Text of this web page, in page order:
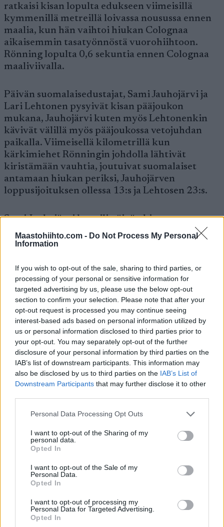
Maastohiihto.com - Do Not Process My Personal
Information
If you wish to opt-out of the sale, sharing to third parties, or
processing of your personal or sensitive information for
targeted advertising by us, please use the below opt-out
section to confirm your selection. Please note that after your
opt-out request is processed you may continue seeing
interest-based ads based on personal information utilized by
us or personal information disclosed to third parties prior to
your opt-out. You may separately opt-out of the further
disclosure of your personal information by third parties on the
IAB’s list of downstream participants. This information may
also be disclosed by us to third parties on the IAB’s List of
Downstream Participants that may further disclose it to other
Please note that this website/app uses one or more Google
not limited to your visit or usage behaviour. You may click to
grant or deny consent to Google and its third-party tags to
use your data for below specified purposes in below Google
consent section.
Personal Data Processing Opt Outs
I want to opt-out of the Sharing of my
personal data.
Opted In
I want to opt-out of the Sale of my
Personal Data.
Opted In
I want to opt-out of processing my
Personal Data for Targeted Advertising.
Opted In
ratkaisi kisan lopulta edukseen viimeisillä
kymmenillä metreillä loivassa nousussa ennen
maalia, kun hän vaihtoi hiukan Colognaa
aikaisemmin tasatyönnöstä vuorohiihtoon.
Rönning lopulta 0,6 sekuntia ennen Colognaa
maaliviivalla.
Päivän suomalaisedustajat, Sami Jauhojärvi ja
Lari Lehtonen pysyivät kisan pääjoukon
mukana, Jauhojärvi kuten myös Lehtonenkin
kävivät välillä myös pääjoukossa vetojuhdan
paikalla. Viimeisellä kilometrillä kun
kärkimiehet Rönningin johdolla lähtivät
kiristämään vauhtia, joutuivat suomalaiset
antamaan hiukan periksi, Jauhojärven
loppusijoituksen ollessa 13:s ja Lehtosen 23:s.
Sami Jauhojärvi kuvaili päivän kisaa
perussuorittamiseksi:
sellaista perussuorittamista. Alku oli vähän
hankalampaa kuin odotin, mutta 30 km jälkeen
oli jo parempaa menoa. Se ainakin osoittaa sen,
että tankkaus onnistui tälle päivälle oikein
hyvin.
Lari Lehtonen oli tyytyväinen kisan jälkeen:
– Eihän tässä voi kuin tyytyväinen olla,
meikäläisen paras 50 km ikinä. Tänään pysyin
hyvin pääjoukon mukana koko matkan ja kyllä
hiihtäminen pääjoukossa on huomattavasti
sai aika rauhassa hiihtää. Keli oli aika raskas,
suksi puolestaan kyllä erinomainen tälle kelille.
tekemiseen, mukava jatkaa tästä kautta vielä
eteenpäin.
NORJA, HOLMENKOLLEN – Lopputulokset: